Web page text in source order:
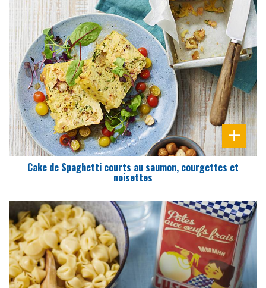
PRÉPARATION
15 Min
Cake de Spaghetti courts au saumon, courgettes et
noisettes
DIFFICULTÉ